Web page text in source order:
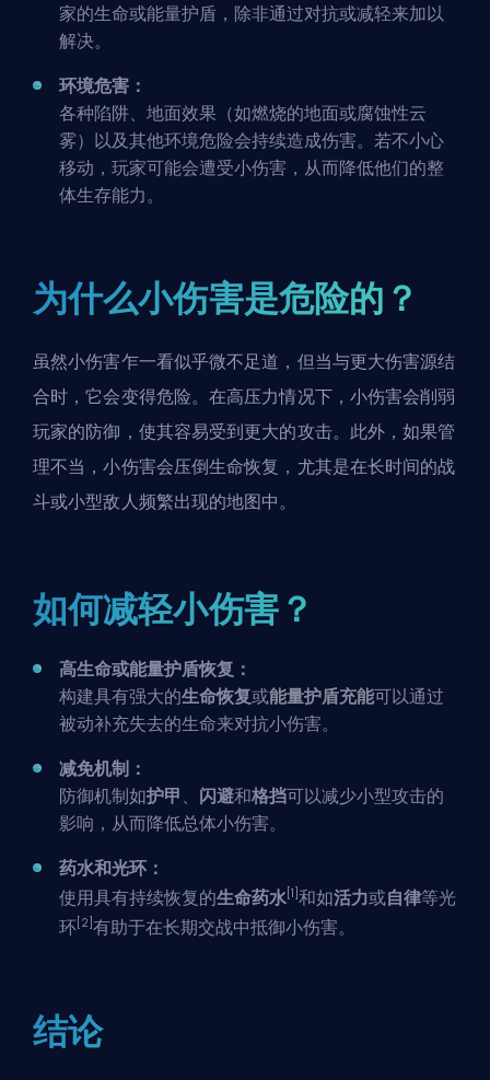
家的生命或能量护盾，除非通过对抗或减轻来加以
解决。
环境危害：
各种陷阱、地面效果（如燃烧的地面或腐蚀性云
雾）以及其他环境危险会持续造成伤害。若不小心
移动，玩家可能会遭受小伤害，从而降低他们的整
体生存能力。
为什么小伤害是危险的？
虽然小伤害乍一看似乎微不足道，但当与更大伤害源结
合时，它会变得危险。在高压力情况下，小伤害会削弱
玩家的防御，使其容易受到更大的攻击。此外，如果管
理不当，小伤害会压倒生命恢复，尤其是在长时间的战
斗或小型敌人频繁出现的地图中。
如何减轻小伤害？
高生命或能量护盾恢复：
构建具有强大的生命恢复或能量护盾充能可以通过
被动补充失去的生命来对抗小伤害。
减免机制：
防御机制如护甲、 闪避和格挡可以减少小型攻击的
影响，从而降低总体小伤害。
药水和光环：
使用具有持续恢复的生命药水 [1] 和如活力或自律等光
环 [2] 有助于在长期交战中抵御小伤害。
结论